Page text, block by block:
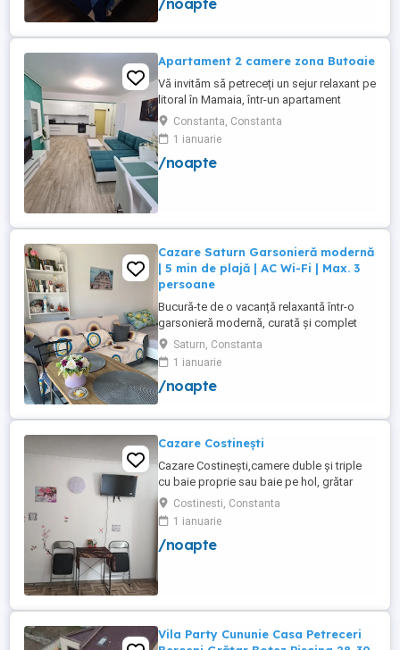
Noua Centura. PARCARE. Situat la et.1 al
+wifi , frigider, mașină spălat, ...
/noapte
Apartament 2 camere zona Butoaie
Vă invităm să petreceți un sejur relaxant pe
litoral în Mamaia, într-un apartament
modern, situat în complexul Moonlight,
Residence, zona centrală una dintre cele
mai căutate locații din stațiune. Locație
excelentă la doar câțiva pași de plajă,
Constanta, Constanta
1 ianuarie
/noapte
Cazare Saturn Garsonieră modernă
| 5 min de plajă | AC Wi-Fi | Max. 3
persoane
Bucură-te de o vacanță relaxantă într-o
garsonieră modernă, curată și complet
utilată, ideală pentru până la 3 persoane.
Liberă în perioada 8-12 august! Nu rata
ocazia de a petrece câteva zile la mare!
Facilități: Pat matrimonial + canapea
un imobil ...
Saturn, Constanta
1 ianuarie
/noapte
Cazare Costinești
Cazare Costinești,camere duble și triple
cu baie proprie sau baie pe hol, grătar
frigider curte,parcare proprie , prețuri
începând de la 150 lei pe noapte,telefon
Costinesti, Constanta
1 ianuarie
/noapte
Vila Party Cununie Casa Petreceri